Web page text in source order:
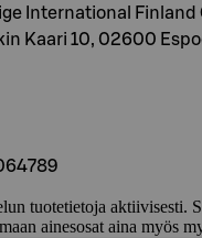
International Finland
Kaari 10, 02600
tuotetietoja aktiivisesti.
ainesosat aina myös